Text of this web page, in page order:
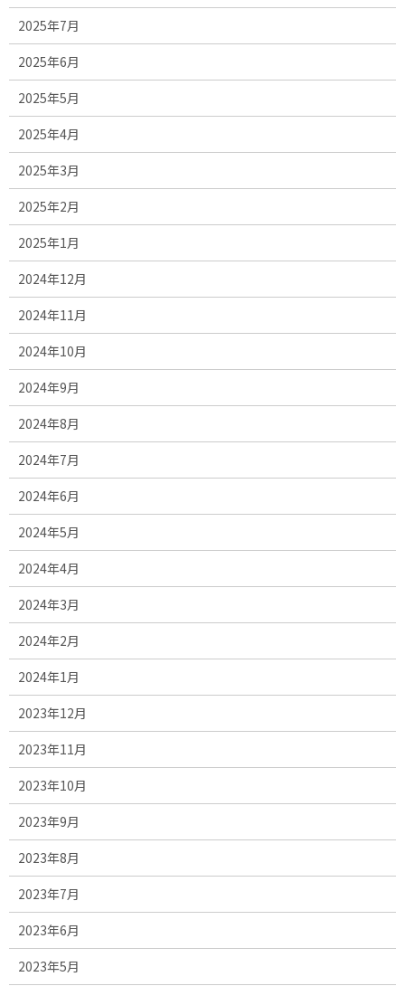
2025年7月
2025年6月
2025年5月
2025年4月
2025年3月
2025年2月
2025年1月
2024年12月
2024年11月
2024年10月
2024年9月
2024年8月
2024年7月
2024年6月
2024年5月
2024年4月
2024年3月
2024年2月
2024年1月
2023年12月
2023年11月
2023年10月
2023年9月
2023年8月
2023年7月
2023年6月
2023年5月